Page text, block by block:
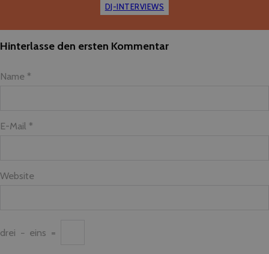
DJ-INTERVIEWS
Hinterlasse den ersten Kommentar
Name *
E-Mail *
Website
drei − eins =